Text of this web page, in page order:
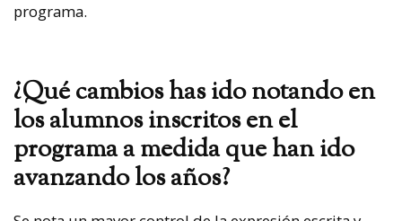
programa.
¿Qué cambios has ido notando en
los alumnos inscritos en el
programa a medida que han ido
avanzando los años?